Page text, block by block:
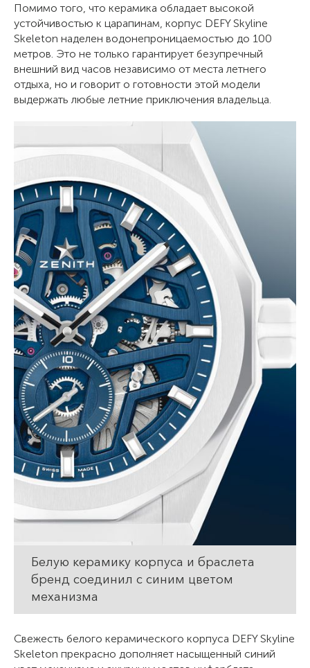
Помимо того, что керамика обладает высокой
устойчивостью к царапинам, корпус DEFY Skyline
Skeleton наделен водонепроницаемостью до 100
метров. Это не только гарантирует безупречный
внешний вид часов независимо от места летнего
отдыха, но и говорит о готовности этой модели
выдержать любые летние приключения владельца.
Белую керамику корпуса и браслета
бренд соединил с синим цветом
механизма
Свежесть белого керамического корпуса DEFY Skyline
Skeleton прекрасно дополняет насыщенный синий